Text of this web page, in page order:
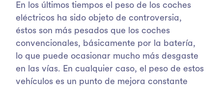
En los últimos tiempos el peso de los coches
eléctricos ha sido objeto de controversia,
éstos son más pesados que los coches
convencionales, básicamente por la batería,
lo que puede ocasionar mucho más desgaste
en las vías. En cualquier caso, el peso de estos
vehículos es un punto de mejora constante